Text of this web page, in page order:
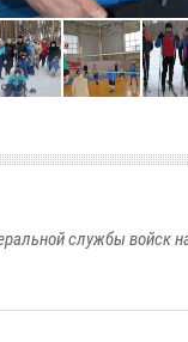
службы войск